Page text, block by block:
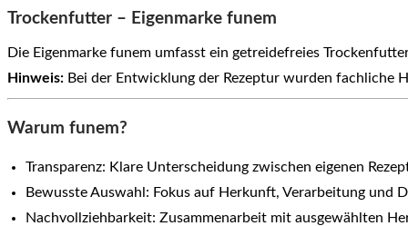
Trockenfutter – Eigenmarke funem
Die Eigenmarke funem umfasst ein getreidefreies
Hinweis: Bei der Entwicklung der Rezeptur wurden fachliche
Warum funem?
Transparenz: Klare Unterscheidung zwischen eigenen
Bewusste Auswahl: Fokus auf Herkunft, Verarbeitung und
Nachvollziehbarkeit: Zusammenarbeit mit ausgewählten